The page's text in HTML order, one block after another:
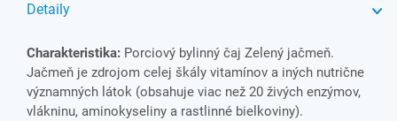
Detaily
Charakteristika: Porciový bylinný čaj Zelený jačmeň.
Jačmeň je zdrojom celej škály vitamínov a iných nutrične
významných látok (obsahuje viac než 20 živých enzýmov,
vlákninu, aminokyseliny a rastlinné bielkoviny).